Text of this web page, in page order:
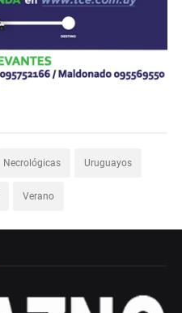
Necrológicas Uruguayos
Verano